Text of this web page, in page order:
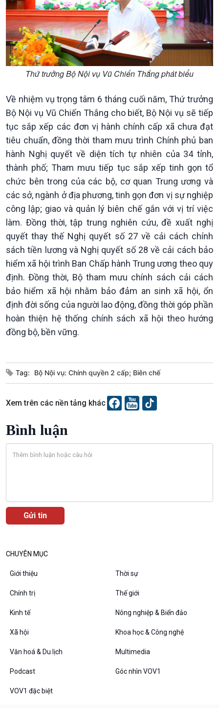
Văn hoá & Du lịch
Tin Văn hoá & Du lịch
Chát với người nổi tiếng
Câu chuyện Thể thao
Multimedia
Ảnh
Video
Infographic
E-Magazine
10 phút Sự kiện - Luận bàn
Câu chuyện thời sự
Đối thoại
VOV1 đặc biệt
Thanh âm ký sự
Các chương trình đặc biệt
Thứ trưởng Bộ Nội vụ Vũ Chiến Thắng phát biểu
Về nhiệm vụ trọng tâm 6 tháng cuối năm, Thứ trưởng
Bộ Nội vụ Vũ Chiến Thắng cho biết, Bộ Nội vụ sẽ tiếp
tục sắp xếp các đơn vị hành chính cấp xã chưa đạt
tiêu chuẩn, đồng thời tham mưu trình Chính phủ ban
hành Nghị quyết về diện tích tự nhiên của 34 tỉnh,
thành phố; Tham mưu tiếp tục sắp xếp tinh gọn tổ
chức bên trong của các bộ, cơ quan Trung ương và
các sở, ngành ở địa phương, tinh gọn đơn vị sự nghiệp
công lập; giao và quản lý biên chế gắn với vị trí việc
làm. Đồng thời, tập trung nghiên cứu, đề xuất nghị
quyết thay thế Nghị quyết số 27 về cải cách chính
sách tiền lương và Nghị quyết số 28 về cải cách bảo
hiểm xã hội trình Ban Chấp hành Trung ương theo quy
định. Đồng thời, Bộ tham mưu chính sách cải cách
bảo hiểm xã hội nhằm bảo đảm an sinh xã hội, ổn
định đời sống của người lao động, đồng thời góp phần
hoàn thiện hệ thống chính sách xã hội theo hướng
đồng bộ, bền vững.
Tag: Bộ Nội vụ: Chính quyền 2 cấp; Biên chế
Xem trên các nền tảng khác
Bình luận
CHUYÊN MỤC
Giới thiệu Thời sự
Chính trị Thế giới
Kinh tế Nông nghiệp & Biển đảo
Xã hội Khoa học & Công nghệ
Văn hoá & Du lịch Multimedia
Podcast Góc nhìn VOV1
VOV1 đặc biệt